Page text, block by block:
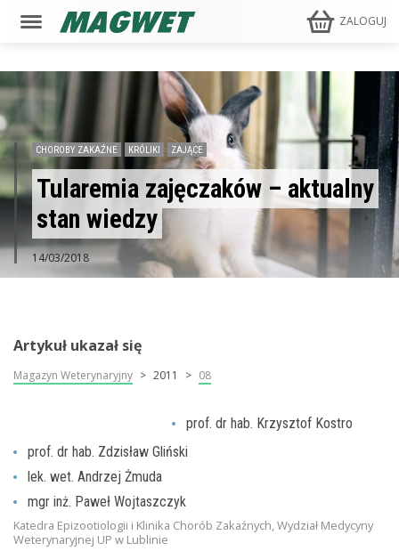
ZALOGUJ
CHOROBY ZAKAŹNE KRÓLIKI ZAJĄCE
Tularemia zajęczaków – aktualny
stan wiedzy
14/03/2018
Artykuł ukazał się
Magazyn Weterynaryjny 2011 08
prof. dr hab. Krzysztof Kostro
prof. dr hab. Zdzisław Gliński
lek. wet. Andrzej Żmuda
mgr inż. Paweł Wojtaszczyk
Katedra Epizootiologii i Klinika Chorób Zakaźnych, Wydział Medycyny
Weterynaryjnej UP w Lublinie